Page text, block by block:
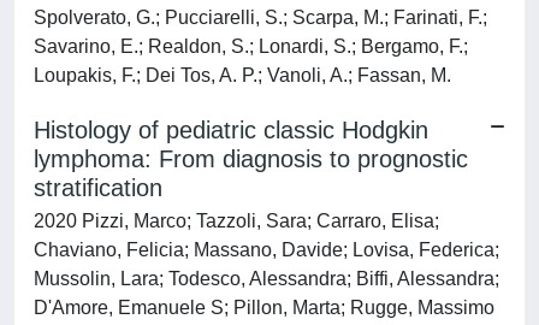
Spolverato, G.; Pucciarelli, S.; Scarpa, M.; Farinati, F.;
Savarino, E.; Realdon, S.; Lonardi, S.; Bergamo, F.;
Loupakis, F.; Dei Tos, A. P.; Vanoli, A.; Fassan, M.
Histology of pediatric classic Hodgkin
lymphoma: From diagnosis to prognostic
stratification
2020 Pizzi, Marco; Tazzoli, Sara; Carraro, Elisa;
Chaviano, Felicia; Massano, Davide; Lovisa, Federica;
Mussolin, Lara; Todesco, Alessandra; Biffi, Alessandra;
D'Amore, Emanuele S; Pillon, Marta; Rugge, Massimo